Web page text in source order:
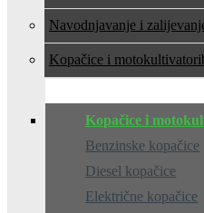
Navodnjavanje i
Kopačice i motokultivatori
Kopačice i
Benzinske kopačice
Diesel kopačice
Električne kopačice